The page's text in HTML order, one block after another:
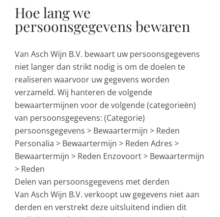
Hoe lang we
persoonsgegevens bewaren
Van Asch Wijn B.V. bewaart uw persoonsgegevens
niet langer dan strikt nodig is om de doelen te
realiseren waarvoor uw gegevens worden
verzameld. Wij hanteren de volgende
bewaartermijnen voor de volgende (categorieën)
van persoonsgegevens: (Categorie)
persoonsgegevens > Bewaartermijn > Reden
Personalia > Bewaartermijn > Reden Adres >
Bewaartermijn > Reden Enzovoort > Bewaartermijn
> Reden
Delen van persoonsgegevens met derden
Van Asch Wijn B.V. verkoopt uw gegevens niet aan
derden en verstrekt deze uitsluitend indien dit